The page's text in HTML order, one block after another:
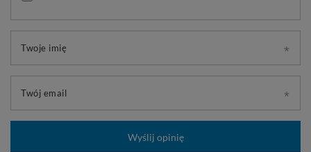
Twoje imię
Twój email
Wyślij opinię